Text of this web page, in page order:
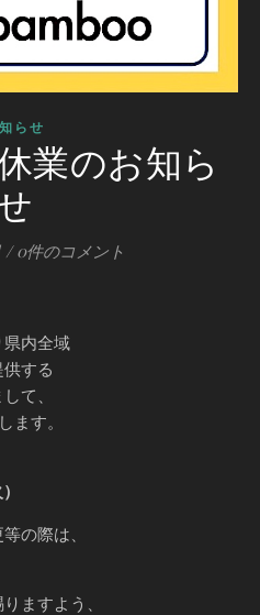
らせ
業のお知ら
/ 0件のコメント
内全域
する
て、
ます。
の際は、
ますよう、